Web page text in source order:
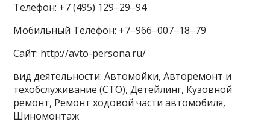
Телефон: +7 (495) 129‒29‒94
Мобильный Телефон: +7‒966‒007‒18‒79
Сайт: http://avto-persona.ru/
вид деятельности: Автомойки, Авторемонт и
техобслуживание (СТО), Детейлинг, Кузовной
ремонт, Ремонт ходовой части автомобиля,
Шиномонтаж